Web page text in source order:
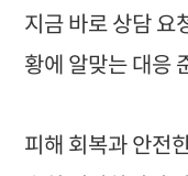
지금 바로 상담 요
황에 알맞는 대응
피해 회복과 안전